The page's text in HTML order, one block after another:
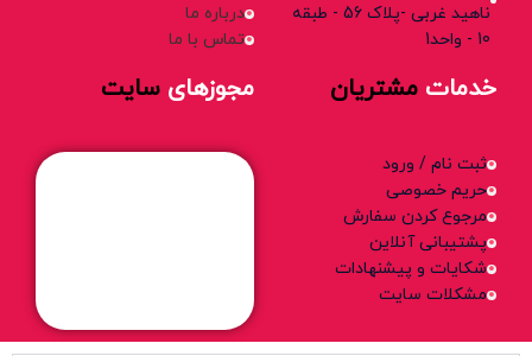
ناهید غربی -پلاک 56 - طبقه
10 - واحد1
درباره ما
تماس با ما
خدمات مشتریان
ثبت نام / ورود
حریم خصوصی
مرجوع کردن سفارش
پشتیبانی آنلاین
شکایات و پیشنهادات
مشکلات سایت
مجوزهای سایت